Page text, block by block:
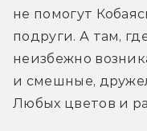
не помогут
подруги. А там,
неизбежно
и смешные,
Любых цветов и